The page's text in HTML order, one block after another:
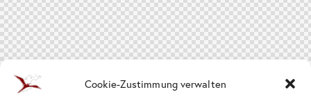
Cookie-Zustimmung verwalten